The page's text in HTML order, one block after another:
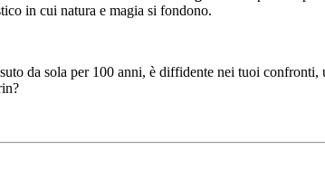
in cui natura e magia si fondono.
da sola per 100 anni, è diffidente nei tuoi